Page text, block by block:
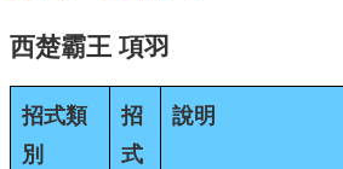
西楚霸王 項羽
招式類
別
招
式
說明